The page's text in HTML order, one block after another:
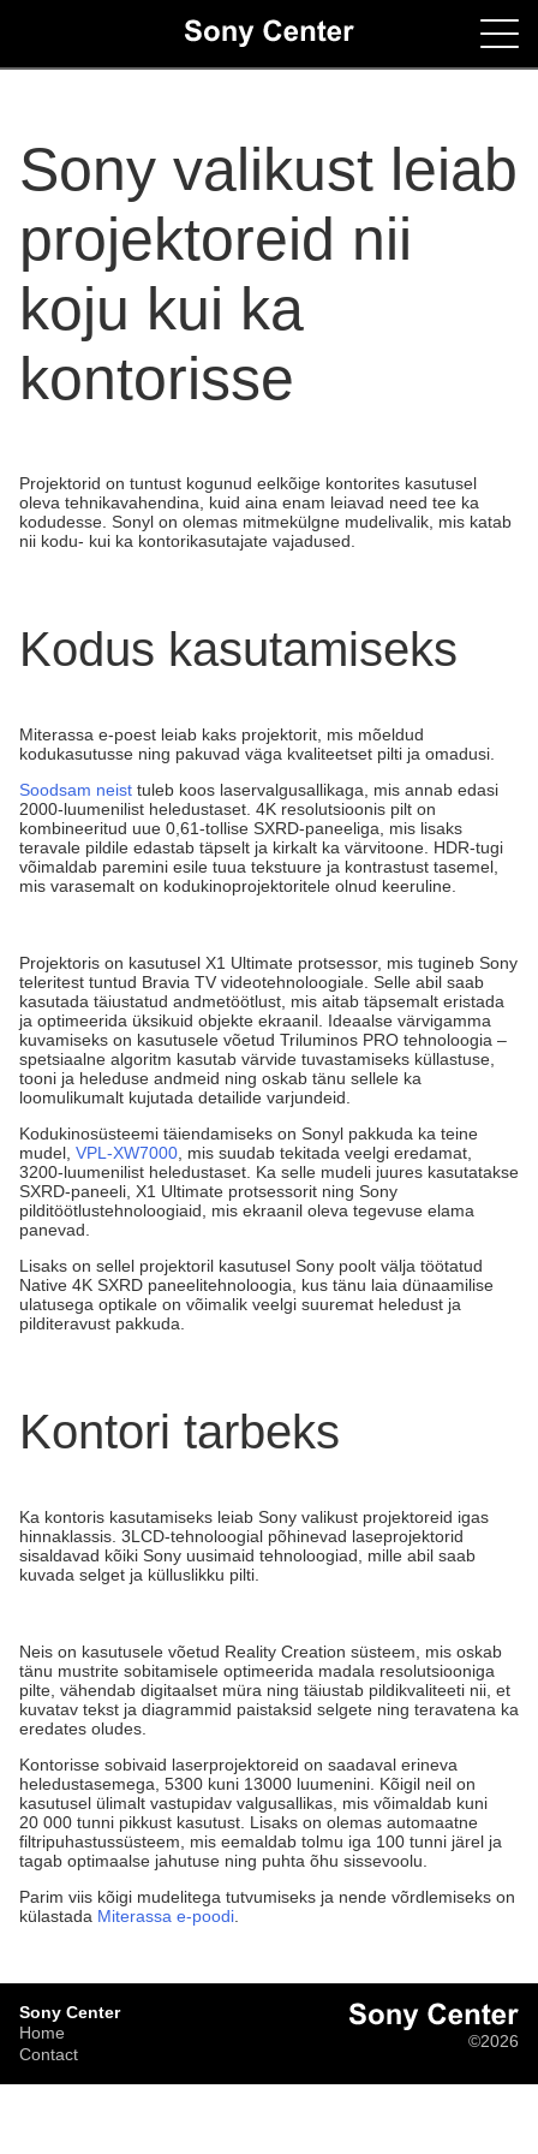
Contacts
Sony valikust leiab
projektoreid nii
koju kui ka
kontorisse
Projektorid on tuntust kogunud eelkõige kontorites kasutusel
oleva tehnikavahendina, kuid aina enam leiavad need tee ka
kodudesse. Sonyl on olemas mitmekülgne mudelivalik, mis katab
nii kodu- kui ka kontorikasutajate vajadused.
Kodus kasutamiseks
Miterassa e-poest leiab kaks projektorit, mis mõeldud
kodukasutusse ning pakuvad väga kvaliteetset pilti ja omadusi.
Soodsam neist tuleb koos laservalgusallikaga, mis annab edasi
2000-luumenilist heledustaset. 4K resolutsioonis pilt on
kombineeritud uue 0,61-tollise SXRD-paneeliga, mis lisaks
teravale pildile edastab täpselt ja kirkalt ka värvitoone. HDR-tugi
võimaldab paremini esile tuua tekstuure ja kontrastust tasemel,
mis varasemalt on kodukinoprojektoritele olnud keeruline.
Projektoris on kasutusel X1 Ultimate protsessor, mis tugineb Sony
teleritest tuntud Bravia TV videotehnoloogiale. Selle abil saab
kasutada täiustatud andmetöötlust, mis aitab täpsemalt eristada
ja optimeerida üksikuid objekte ekraanil. Ideaalse värvigamma
kuvamiseks on kasutusele võetud Triluminos PRO tehnoloogia –
spetsiaalne algoritm kasutab värvide tuvastamiseks küllastuse,
tooni ja heleduse andmeid ning oskab tänu sellele ka
loomulikumalt kujutada detailide varjundeid.
Kodukinosüsteemi täiendamiseks on Sonyl pakkuda ka teine
mudel, VPL-XW7000 , mis suudab tekitada veelgi eredamat,
3200-luumenilist heledustaset. Ka selle mudeli juures kasutatakse
SXRD-paneeli, X1 Ultimate protsessorit ning Sony
pilditöötlustehnoloogiaid, mis ekraanil oleva tegevuse elama
panevad.
Lisaks on sellel projektoril kasutusel Sony poolt välja töötatud
Native 4K SXRD paneelitehnoloogia, kus tänu laia dünaamilise
ulatusega optikale on võimalik veelgi suuremat heledust ja
pilditeravust pakkuda.
Kontori tarbeks
Ka kontoris kasutamiseks leiab Sony valikust projektoreid igas
hinnaklassis. 3LCD-tehnoloogial põhinevad laseprojektorid
sisaldavad kõiki Sony uusimaid tehnoloogiad, mille abil saab
kuvada selget ja külluslikku pilti.
Neis on kasutusele võetud Reality Creation süsteem, mis oskab
tänu mustrite sobitamisele optimeerida madala resolutsiooniga
pilte, vähendab digitaalset müra ning täiustab pildikvaliteeti nii, et
kuvatav tekst ja diagrammid paistaksid selgete ning teravatena ka
eredates oludes.
Kontorisse sobivaid laserprojektoreid on saadaval erineva
heledustasemega, 5300 kuni 13000 luumenini. Kõigil neil on
kasutusel ülimalt vastupidav valgusallikas, mis võimaldab kuni
20 000 tunni pikkust kasutust. Lisaks on olemas automaatne
filtripuhastussüsteem, mis eemaldab tolmu iga 100 tunni järel ja
tagab optimaalse jahutuse ning puhta õhu sissevoolu.
Parim viis kõigi mudelitega tutvumiseks ja nende võrdlemiseks on
külastada Miterassa e-poodi
Sony Center
Home
Contact
©2026